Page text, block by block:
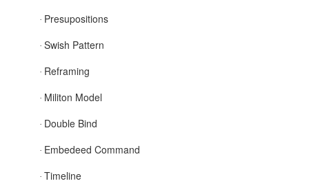
· Presupositions
·Swish Pattern
· Reframing
· Militon Model
· Double Bind
· Embedeed Command
· Timeline